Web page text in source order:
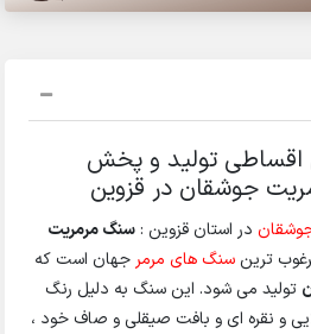
تولید و پخش
جوشقان در قزوین
در استان قزوین :سنگ مرمریت
ترینسنگ های مرمر جهان است که
تولید می شود. این سنگ به دلیل رنگ
و نقره ای و بافت صیقلی و صاف خود ،